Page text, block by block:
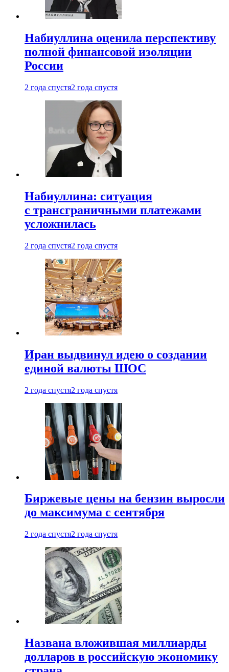
Набиуллина оценила перспективу
полной финансовой изоляции
России
2 года спустя2 года спустя
Набиуллина: ситуация
с трансграничными платежами
усложнилась
2 года спустя2 года спустя
Иран выдвинул идею о создании
единой валюты ШОС
2 года спустя2 года спустя
Биржевые цены на бензин выросли
до максимума с сентября
2 года спустя2 года спустя
Названа вложившая миллиарды
долларов в российскую экономику